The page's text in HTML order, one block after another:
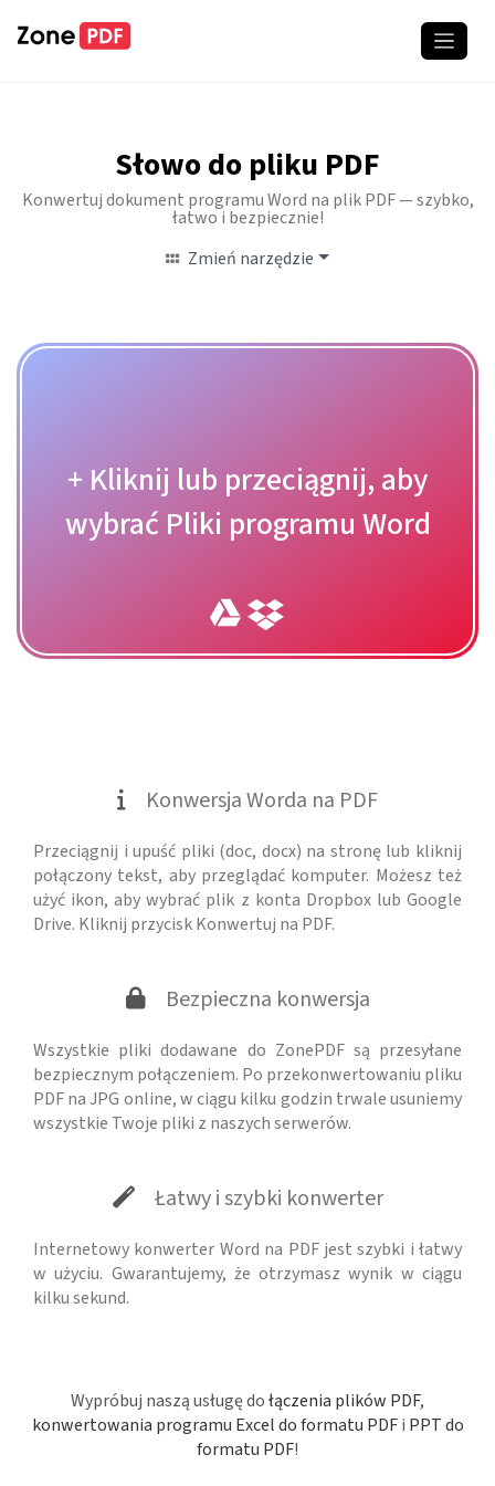
Słowo do pliku PDF
Konwertuj dokument programu Word na plik PDF — szybko,
łatwo i bezpiecznie!
Zmień narzędzie
+ Kliknij lub przeciągnij, aby
wybrać Pliki programu Word
Konwersja Worda na PDF
Przeciągnij i upuść pliki (doc, docx) na stronę lub kliknij
połączony tekst, aby przeglądać komputer. Możesz też
użyć ikon, aby wybrać plik z konta Dropbox lub Google
Drive. Kliknij przycisk Konwertuj na PDF.
Bezpieczna konwersja
Wszystkie pliki dodawane do ZonePDF są przesyłane
bezpiecznym połączeniem. Po przekonwertowaniu pliku
PDF na JPG online, w ciągu kilku godzin trwale usuniemy
wszystkie Twoje pliki z naszych serwerów.
Łatwy i szybki konwerter
Internetowy konwerter Word na PDF jest szybki i łatwy
w użyciu. Gwarantujemy, że otrzymasz wynik w ciągu
kilku sekund.
Wypróbuj naszą usługę dołączenia plików PDF,
konwertowania programu Excel do formatu PDFi PPT do
formatu PDF!